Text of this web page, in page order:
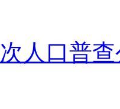
人口普